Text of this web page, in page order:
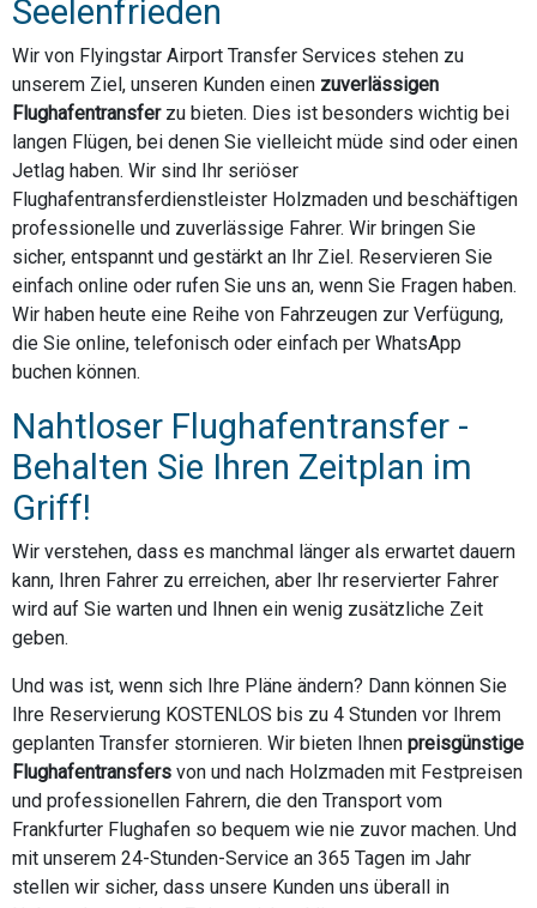
Seelenfrieden
Wir von Flyingstar Airport Transfer Services stehen zu
unserem Ziel, unseren Kunden einen zuverlässigen
Flughafentransferzu bieten. Dies ist besonders wichtig bei
langen Flügen, bei denen Sie vielleicht müde sind oder einen
Jetlag haben. Wir sind Ihr seriöser
Flughafentransferdienstleister Holzmaden und beschäftigen
professionelle und zuverlässige Fahrer. Wir bringen Sie
sicher, entspannt und gestärkt an Ihr Ziel. Reservieren Sie
einfach online oder rufen Sie uns an, wenn Sie Fragen haben.
Wir haben heute eine Reihe von Fahrzeugen zur Verfügung,
die Sie online, telefonisch oder einfach per WhatsApp
buchen können.
Nahtloser Flughafentransfer -
Behalten Sie Ihren Zeitplan im
Griff!
Wir verstehen, dass es manchmal länger als erwartet dauern
kann, Ihren Fahrer zu erreichen, aber Ihr reservierter Fahrer
wird auf Sie warten und Ihnen ein wenig zusätzliche Zeit
geben.
Und was ist, wenn sich Ihre Pläne ändern? Dann können Sie
Ihre Reservierung KOSTENLOS bis zu 4 Stunden vor Ihrem
geplanten Transfer stornieren. Wir bieten Ihnen preisgünstige
Flughafentransfers von und nach Holzmaden mit Festpreisen
und professionellen Fahrern, die den Transport vom
Frankfurter Flughafen so bequem wie nie zuvor machen. Und
mit unserem 24-Stunden-Service an 365 Tagen im Jahr
stellen wir sicher, dass unsere Kunden uns überall in